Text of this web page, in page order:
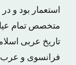
استعمار بود و
متخصص تمام
تاریخ عربی
فرانسوی و عرب